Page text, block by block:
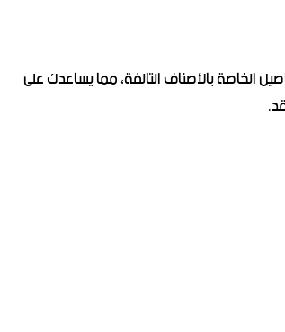
الخاصة بالأصناف التالفة، مما يساعدك على